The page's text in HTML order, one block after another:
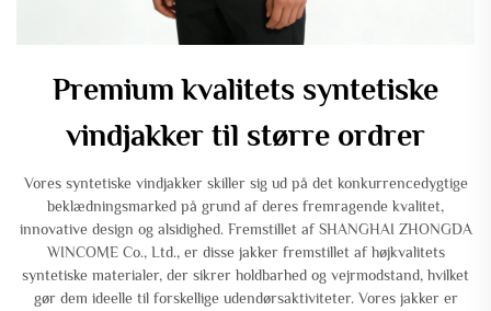
Premium kvalitets syntetiske
vindjakker til større ordrer
Vores syntetiske vindjakker skiller sig ud på det konkurrencedygtige
beklædningsmarked på grund af deres fremragende kvalitet,
innovative design og alsidighed. Fremstillet af SHANGHAI ZHONGDA
WINCOME Co., Ltd., er disse jakker fremstillet af højkvalitets
syntetiske materialer, der sikrer holdbarhed og vejrmodstand, hvilket
gør dem ideelle til forskellige udendørsaktiviteter. Vores jakker er